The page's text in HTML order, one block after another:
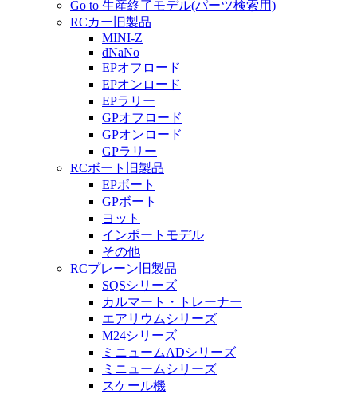
Go to 生産終了モデル(パーツ検索用)
RCカー旧製品
MINI-Z
dNaNo
EPオフロード
EPオンロード
EPラリー
GPオフロード
GPオンロード
GPラリー
RCボート旧製品
EPボート
GPボート
ヨット
インポートモデル
その他
RCプレーン旧製品
SQSシリーズ
カルマート・トレーナー
エアリウムシリーズ
M24シリーズ
ミニュームADシリーズ
ミニュームシリーズ
スケール機